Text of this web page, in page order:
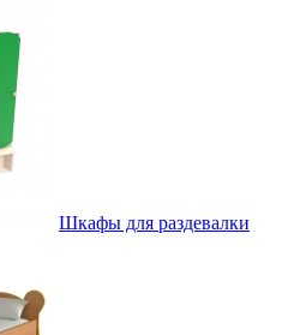
Шкафы для раздевалки